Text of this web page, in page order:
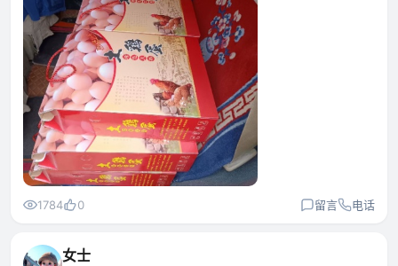
1784 0 留言 电话
女士